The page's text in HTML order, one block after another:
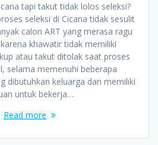
tapi takut tidak lolos seleksi?
seleksi di Cicana tidak sesulit
calon ART yang merasa ragu
khawatir tidak memiliki
atau takut ditolak saat proses
selama memenuhi beberapa
dibutuhkan keluarga dan memiliki
untuk bekerja…
Read more